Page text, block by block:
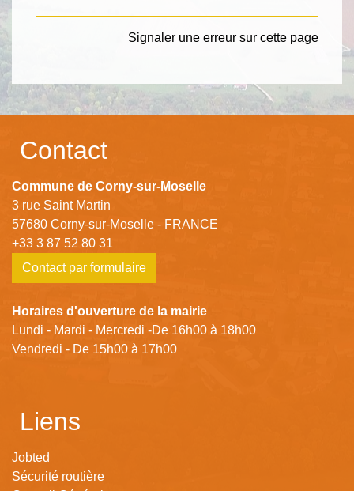
Signaler une erreur sur cette page
Contact
Commune de Corny-sur-Moselle
3 rue Saint Martin
57680 Corny-sur-Moselle - FRANCE
+33 3 87 52 80 31
Contact par formulaire
Horaires d'ouverture de la mairie
Lundi - Mardi - Mercredi -De 16h00 à 18h00
Vendredi - De 15h00 à 17h00
Liens
Jobted
Sécurité routière